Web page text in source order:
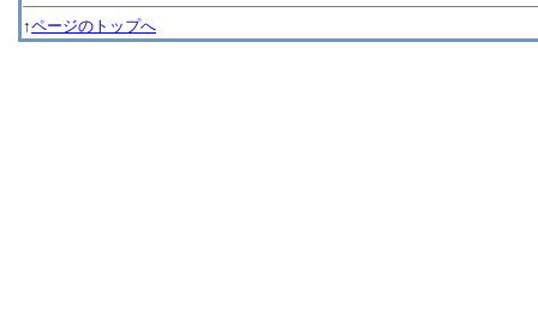
↑ページのトップへ